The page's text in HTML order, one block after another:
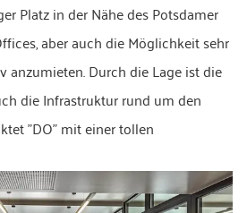
Platz in der Nähe des Potsdamer
aber auch die Möglichkeit sehr
anzumieten. Durch die Lage ist die
die Infrastruktur rund um den
"DO" mit einer tollen